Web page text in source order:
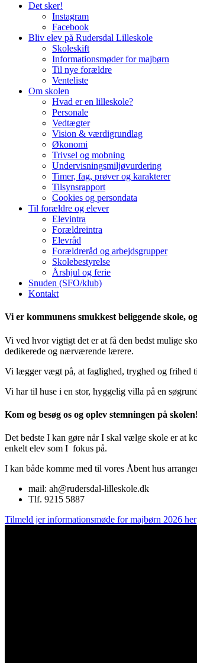
Det sker!
Instagram
Facebook
Bliv elev på Rudersdal Lilleskole
Skoleskift
Informationsmøder for majbørn
Til nye forældre
Venteliste
Om skolen
Hvad er en lilleskole?
Personale
Vedtægter
Vision & værdigrundlag
Økonomi
Trivsel og mobning
Undervisningsmiljøvurdering
Timer, fag, prøver og karakterer
Tilsynsrapport
Cookies og persondata
Til forældre og elever
Elevintra
Forældreintra
Elevråd
Forældreråd og arbejdsgrupper
Skolebestyrelse
Årshjul og ferie
Snuden (SFO/klub)
Kontakt
Vi er kommunens smukkest beliggende skole,
Vi ved hvor vigtigt det er at få den bedst mulige
dedikerede og nærværende lærere.
Vi lægger vægt på, at faglighed, tryghed og frihed
Vi har til huse i en stor, hyggelig villa på en
Kom og besøg os og oplev stemningen på skolen!
Det bedste I kan gøre når I skal vælge skole er at
enkelt elev som I fokus på.
I kan både komme med til vores Åbent hus
mail: ah@rudersdal-lilleskole.dk
Tlf. 9215 5887
Tilmeld jer informationsmøde for majbørn 2026 her